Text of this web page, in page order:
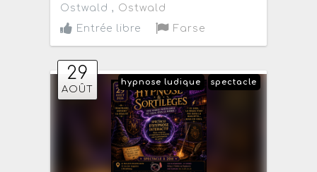
Ostwald , Ostwald
Entrée libre
Farse
29
AOÛT
spectacle
hypnose ludique